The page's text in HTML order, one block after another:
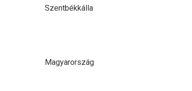
Szentbékkálla
Magyarország